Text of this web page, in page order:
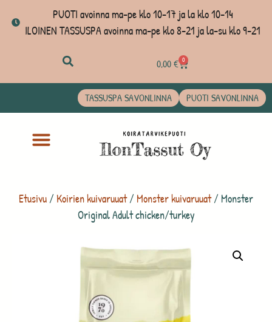
PUOTI avoinna ma-pe klo 10-17 ja la klo 10-14
ILOINEN TASSUSPA avoinna ma-pe klo 8-21 ja la-su klo 9-21
0,00€ 0
TASSUSPA SAVONLINNA PUOTI SAVONLINNA
Etusivu /Koirien kuivaruuat/ Monster kuivaruuat/ Monster
Original Adult chicken/turkey